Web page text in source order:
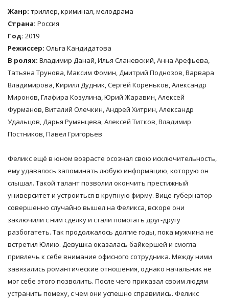
Жанр: триллер, криминал, мелодрама
Страна: Россия
Год: 2019
Режиссер: Ольга Кандидатова
В ролях: Владимир Данай, Илья Сланевский, Анна Арефьева,
Татьяна Трунова, Максим Фомин, Дмитрий Поднозов, Варвара
Владимирова, Кирилл Дудник, Сергей Кореньков, Александр
Миронов, Глафира Козулина, Юрий Жаравин, Алексей
Фурманов, Виталий Олечкин, Андрей Хитрин, Александр
Удальцов, Дарья Румянцева, Алексей Титков, Владимир
Постников, Павел Григорьев
Феликс ещё в юном возрасте осознал свою исключительность,
ему удавалось запоминать любую информацию, которую он
слышал. Такой талант позволил окончить престижный
университет и устроиться в крупную фирму. Вице-губернатор
совершенно случайно вышел на Феликса, вскоре они
заключили с ним сделку и стали помогать друг-другу
разбогатеть. Так продолжалось долгие годы, пока мужчина не
встретил Юлию. Девушка оказалась байкершей и смогла
привлечь к себе внимание офисного сотрудника. Между ними
завязались романтические отношения, однако начальник не
мог себе этого позволить. После чего приказал своим людям
устранить помеху, с чем они успешно справились. Феликс